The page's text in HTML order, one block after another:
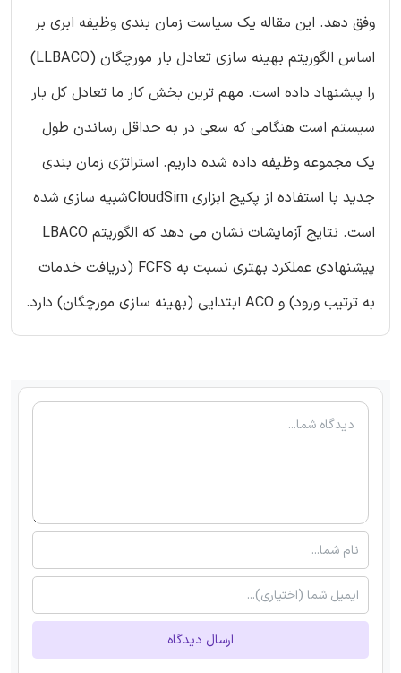
وفق دهد. این مقاله یک سیاست زمان بندی وظیفه ابری بر
اساس الگوریتم بهینه سازی تعادل بار مورچگان (LLBACO)
را پیشنهاد داده است. مهم ترین بخش کار ما تعادل کل بار
سیستم است هنگامی که سعی در به حداقل رساندن طول
یک مجموعه وظیفه داده شده داریم. استراتژی زمان بندی
جدید با استفاده از پکیج ابزاری CloudSimشبیه سازی شده
است. نتایج آزمایشات نشان می دهد که الگوریتم LBACO
پیشنهادی عملکرد بهتری نسبت به FCFS (دریافت خدمات
به ترتیب ورود) و ACO ابتدایی (بهینه سازی مورچگان) دارد.
ارسال دیدگاه